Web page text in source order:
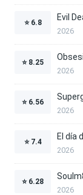
⭐ 6.8
Evil
2026
⭐ 8.25
2026
⭐ 6.56
2026
⭐ 7.4
El día
2026
⭐ 6.28
2026